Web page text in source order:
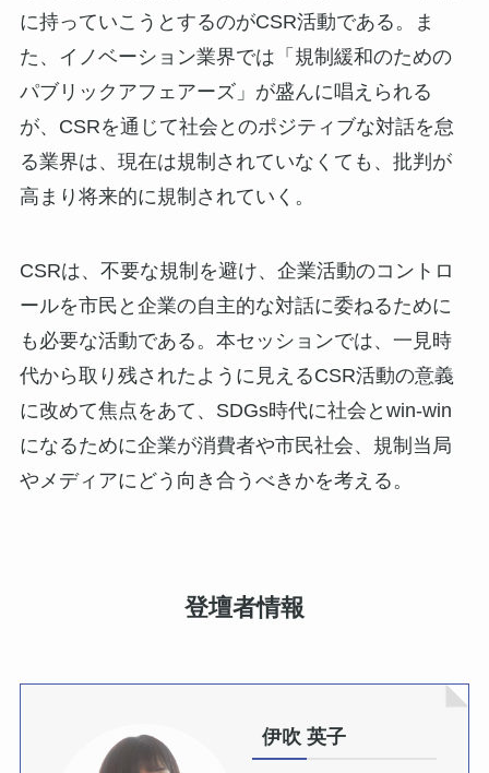
に持っていこうとするのがCSR活動である。ま
た、イノベーション業界では「規制緩和のための
パブリックアフェアーズ」が盛んに唱えられる
が、CSRを通じて社会とのポジティブな対話を怠
る業界は、現在は規制されていなくても、批判が
高まり将来的に規制されていく。
CSRは、不要な規制を避け、企業活動のコントロ
ールを市民と企業の自主的な対話に委ねるために
も必要な活動である。本セッションでは、一見時
代から取り残されたように見えるCSR活動の意義
に改めて焦点をあて、SDGs時代に社会とwin-win
になるために企業が消費者や市民社会、規制当局
やメディアにどう向き合うべきかを考える。
登壇者情報
伊吹 英子